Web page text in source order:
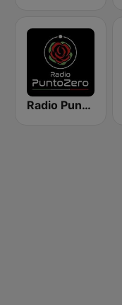
Radio Punto Zero FM